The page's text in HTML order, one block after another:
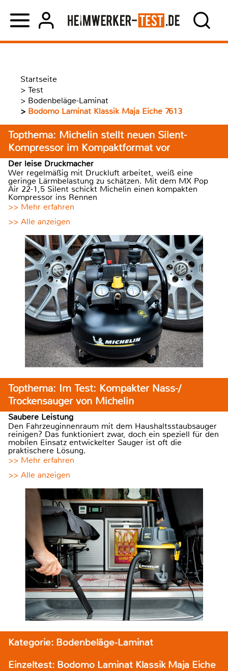
Startseite
> Test
> Bodenbeläge-Laminat
> Bodomo Laminat Klassik Maja Eiche 7613
Topthema: Michelin stellt neuen Silent-
Kompressor im Kompaktformat vor
Der leise Druckmacher
Wer regelmäßig mit Druckluft arbeitet, weiß eine
geringe Lärmbelastung zu schätzen. Mit dem MX Pop
Air 22-1,5 Silent schickt Michelin einen kompakten
Kompressor ins Rennen
>> Mehr erfahren
>> Alle anzeigen
Topthema: Im Test: Kompakter Nass-/
Trockensauger von Michelin
Saubere Leistung
Den Fahrzeuginnenraum mit dem Haushaltsstaubsauger
reinigen? Das funktioniert zwar, doch ein speziell für den
mobilen Einsatz entwickelter Sauger ist oft die
praktischere Lösung.
>> Mehr erfahren
>> Alle anzeigen
Kategorie: Bodenbeläge-Laminat
Einzeltest: Bodomo Laminat Klassik Maja Eiche